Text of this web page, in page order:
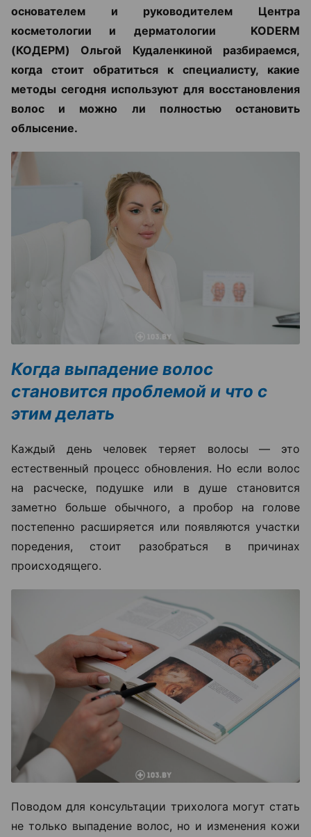
основателем и руководителем Центра
косметологии и дерматологии KODERM
(КОДЕРМ) Ольгой Кудаленкиной разбираемся,
когда стоит обратиться к специалисту, какие
методы сегодня используют для восстановления
волос и можно ли полностью остановить
облысение.
Когда выпадение волос
становится проблемой и что с
этим делать
Каждый день человек теряет волосы — это
естественный процесс обновления. Но если волос
на расческе, подушке или в душе становится
заметно больше обычного, а пробор на голове
постепенно расширяется или появляются участки
поредения, стоит разобраться в причинах
происходящего.
Поводом для консультации трихолога могут стать
не только выпадение волос, но и изменения кожи